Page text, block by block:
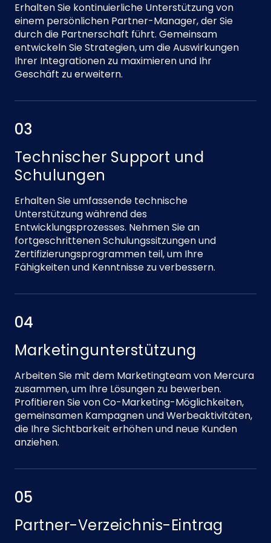
Erhalten Sie kontinuierliche Unterstützung von
einem persönlichen Partner-Manager, der Sie
durch die Partnerschaft führt. Gemeinsam
entwickeln Sie Strategien, um die Auswirkungen
Ihrer Integrationen zu maximieren und Ihr
Geschäft zu erweitern.
03
Technischer Support und
Schulungen
Erhalten Sie umfassende technische
Unterstützung während des
Entwicklungsprozesses. Nehmen Sie an
fortgeschrittenen Schulungssitzungen und
Zertifizierungsprogrammen teil, um Ihre
Fähigkeiten und Kenntnisse zu verbessern.
04
Marketingunterstützung
Arbeiten Sie mit dem Marketingteam von Mercura
zusammen, um Ihre Lösungen zu bewerben.
Profitieren Sie von Co-Marketing-Möglichkeiten,
gemeinsamen Kampagnen und Werbeaktivitäten,
die Ihre Sichtbarkeit erhöhen und neue Kunden
anziehen.
05
Partner-Verzeichnis-Eintrag